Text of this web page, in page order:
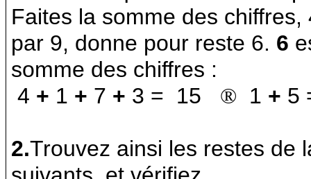
Faites la somme des
par 9, donne pour reste 6. 6
somme des chiffres :
4 + 1 + 7 + 3 = 15 ® 1 + 5
2.Trouvez ainsi les restes de